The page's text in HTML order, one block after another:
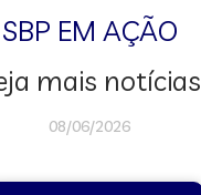
SBP EM AÇÃO
mais notícias
08/06/2026